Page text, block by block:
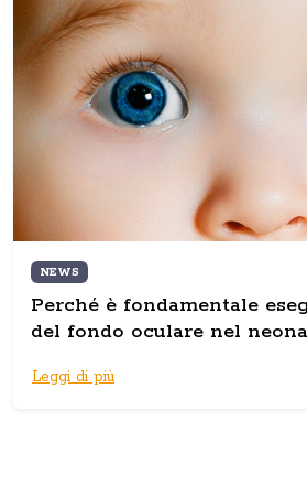
NEWS
Perché è fondamentale
del fondo oculare nel
Leggi di più